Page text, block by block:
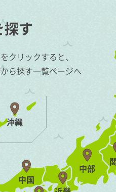
す
クリックすると、
ら探す一覧ページへ
中部
中国
沖縄